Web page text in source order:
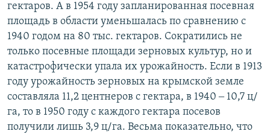
гектаров. А в 1954 году запланированная посевная
площадь в области уменьшалась по сравнению с
1940 годом на 80 тыс. гектаров. Сократились не
только посевные площади зерновых культур, но и
катастрофически упала их урожайность. Если в 1913
году урожайность зерновых на крымской земле
составляла 11,2 центнеров с гектара, в 1940 ‒ 10,7 ц/
га, то в 1950 году с каждого гектара посевов
получили лишь 3,9 ц/га. Весьма показательно, что